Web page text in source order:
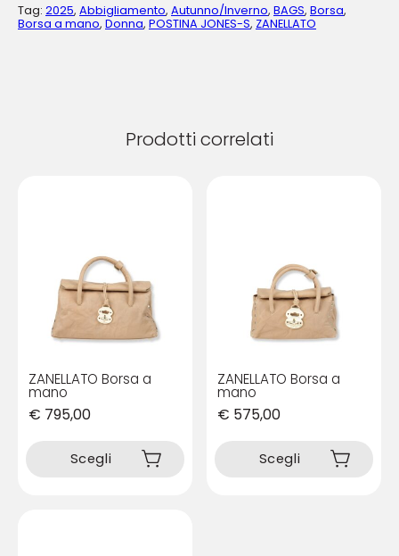
Tag: 2025, Abbigliamento, Autunno/Inverno, BAGS, Borsa,
Borsa a mano, Donna, POSTINA JONES-S, ZANELLATO
Prodotti correlati
ZANELLATO Borsa a
mano
€ 795,00
Scegli
prodotto
ZANELLATO Borsa a
mano
€ 575,00
Scegli
prodotto